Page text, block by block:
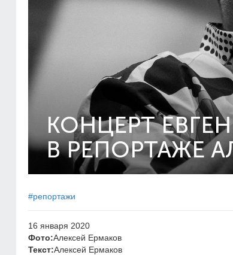
КОНЦЕРТ
В РЕПОРТАЖЕ
#репортажи
16 января 2020
Фото:Алексей Ермаков
Текст:Алексей Ермаков